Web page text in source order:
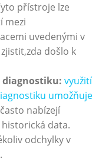
přístroje lze
mezi
uvedenými v
došlo k
využití
umožňuje
nabízejí
data.
odchylky v